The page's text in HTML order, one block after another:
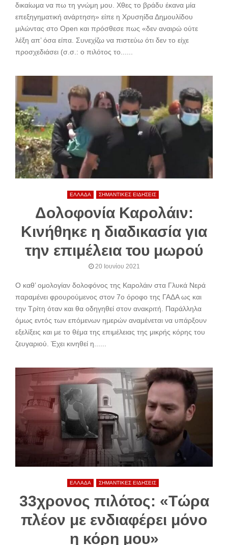
δικαίωμα να πω τη γνώμη μου. Χθες το βράδυ έκανα μία
επεξηγηματική ανάρτηση» είπε η Χρυσηίδα Δημουλίδου
μιλώντας στο Open και πρόσθεσε πως «δεν αναιρώ ούτε
λέξη απ’ όσα είπα. Συνεχίζω να πιστεύω ότι δεν το είχε
προσχεδιάσει (σ.σ.: ο πιλότος το......
ΕΛΛΑΔΑ ΣΗΜΑΝΤΙΚΕΣ ΕΙΔΗΣΕΙΣ
Δολοφονία Καρολάιν:
Κινήθηκε η διαδικασία για
την επιμέλεια του μωρού
20 Ιουνίου 2021
Ο καθ’ ομολογίαν δολοφόνος της Καρολάιν στα Γλυκά Νερά
παραμένει φρουρούμενος στον 7ο όροφο της ΓΑΔΑ ως και
την Τρίτη όταν και θα οδηγηθεί στον ανακριτή. Παράλληλα
όμως εντός των επόμενων ημερών αναμένεται να υπάρξουν
εξελίξεις και με το θέμα της επιμέλειας της μικρής κόρης του
ζευγαριού. Έχει κινηθεί η......
ΕΛΛΑΔΑ ΣΗΜΑΝΤΙΚΕΣ ΕΙΔΗΣΕΙΣ
33χρονος πιλότος: «Τώρα
πλέον με ενδιαφέρει μόνο
η κόρη μου»